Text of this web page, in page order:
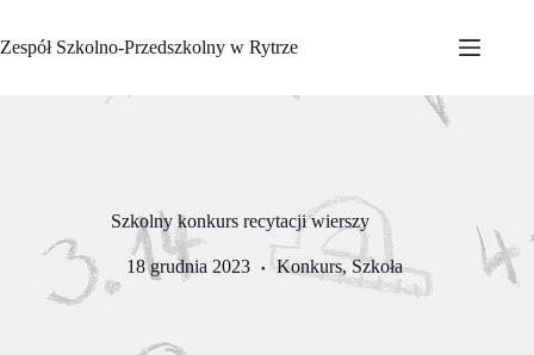
treści
Zespół Szkolno-Przedszkolny w Rytrze
Szkolny konkurs recytacji wierszy
18 grudnia 2023 Konkurs, Szkoła